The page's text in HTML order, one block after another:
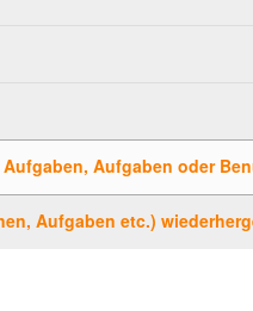
Aufgaben oder
Aufgaben etc.)